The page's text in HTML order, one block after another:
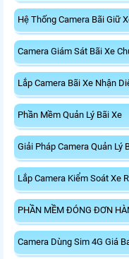
Hệ Thống Camera Bãi Giữ
Camera Giám Sát Bãi Xe
Lắp Camera Bãi Xe Nhận
Phần Mềm Quản Lý Bãi Xe
Giải Pháp Camera Quản Lý
Lắp Camera Kiểm Soát Xe
PHẦN MỀM ĐÓNG ĐƠN
Camera Dùng Sim 4G Giá